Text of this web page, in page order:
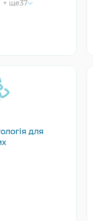
Astra
B&B
Bicon
+ ще37
для